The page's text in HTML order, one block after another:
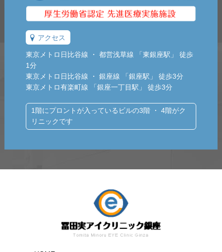
アクセス
東京メトロ日比谷線 ・ 都営浅草線 「東銀座駅」 徒歩
1分
東京メトロ日比谷線 ・ 銀座線 「銀座駅」 徒歩3分
東京メトロ有楽町線 「銀座一丁目駅」 徒歩3分
1階にプロントが入っているビルの3階 ・ 4階がク
リニックです